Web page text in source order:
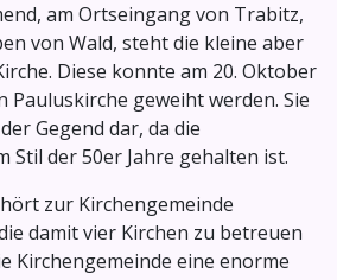
am Ortseingang von Trabitz,
von Wald, steht die kleine aber
Diese konnte am 20. Oktober
Pauluskirche geweiht werden. Sie
Gegend dar, da die
Stil der 50er Jahre gehalten ist.
zur Kirchengemeinde
damit vier Kirchen zu betreuen
Kirchengemeinde eine enorme